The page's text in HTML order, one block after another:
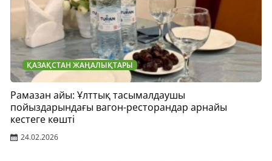
ҚАЗАҚСТАН ЖАҢАЛЫҚТАРЫ
Рамазан айы: Ұлттық тасымалдаушы
пойыздарындағы вагон-ресторандар арнайы
кестеге көшті
24.02.2026